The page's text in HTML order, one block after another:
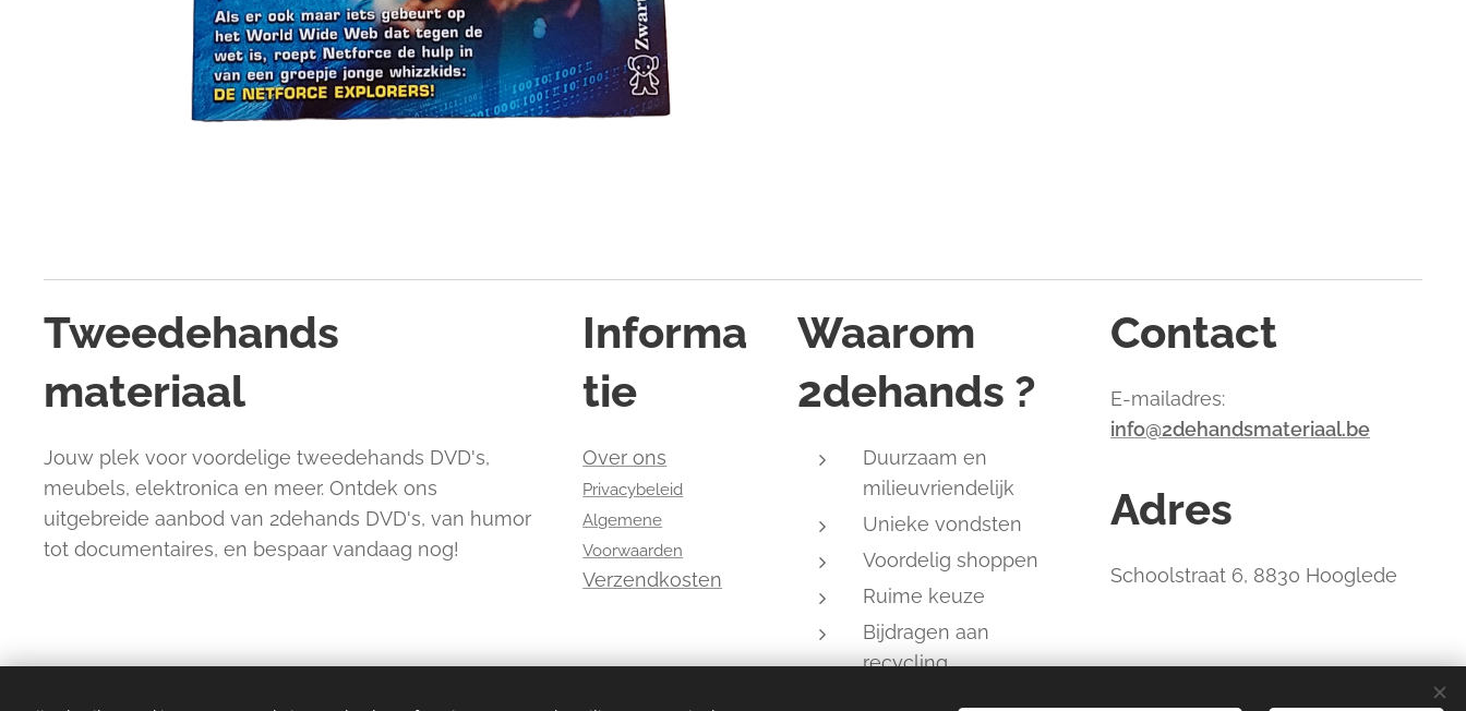
Tweedehands
materiaal
Jouw plek voor voordelige tweedehands DVD's,
meubels, elektronica en meer. Ontdek ons
uitgebreide aanbod van 2dehands DVD's, van humor
tot documentaires, en bespaar vandaag nog!
Informa
tie
Over ons
Privacybeleid
Algemene
Voorwaarden
Verzendkosten
Waarom
2dehands ?
Duurzaam en
milieuvriendelijk
Unieke vondsten
Voordelig shoppen
Ruime keuze
Bijdragen aan
recycling
Contact
E-mailadres:
info@2dehandsmateriaal.be
Adres
Schoolstraat 6, 8830 Hooglede